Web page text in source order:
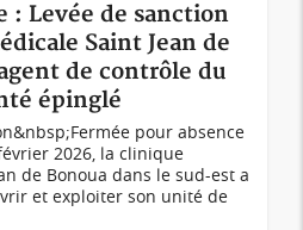
: Levée de sanction
Saint Jean de
de contrôle du
épinglé
pour absence
2026, la clinique
de Bonoua dans le sud-est a
et exploiter son unité de